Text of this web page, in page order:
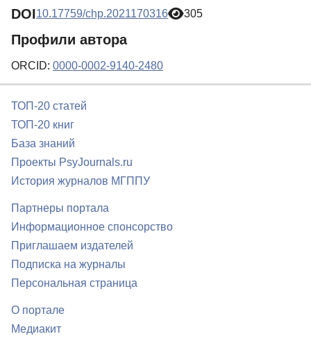
DOI10.17759/chp.2021170316 305
Профили автора
ORCID: 0000-0002-9140-2480
ТОП-20 статей
ТОП-20 книг
База знаний
Проекты PsyJournals.ru
История журналов МГППУ
Партнеры портала
Информационное спонсорство
Приглашаем издателей
Подписка на журналы
Персональная страница
О портале
Медиакит